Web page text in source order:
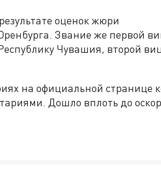
оценок жюри
Звание же первой
Чувашия, второй
на официальной странице
Дошло вплоть до